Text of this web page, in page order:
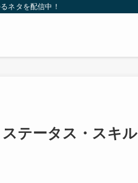
ネタを配信中！
テータス・スキル